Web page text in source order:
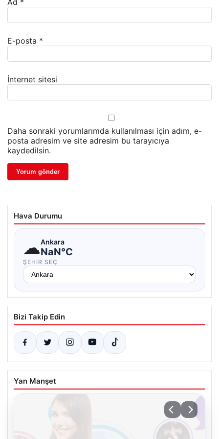
Ad *
E-posta *
İnternet sitesi
Daha sonraki yorumlarımda kullanılması için adım, e-
posta adresim ve site adresim bu tarayıcıya
kaydedilsin.
Hava Durumu
☁Ankara
NaN°C
ŞEHIR SEÇ
Bizi Takip Edin
Yan Manşet